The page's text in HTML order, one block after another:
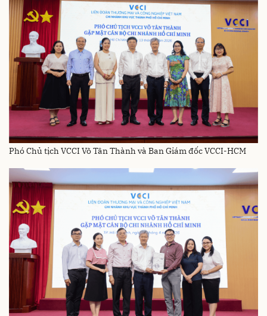
Phó Chủ tịch VCCI Võ Tân Thành và Ban Giám đốc VCCI-HCM